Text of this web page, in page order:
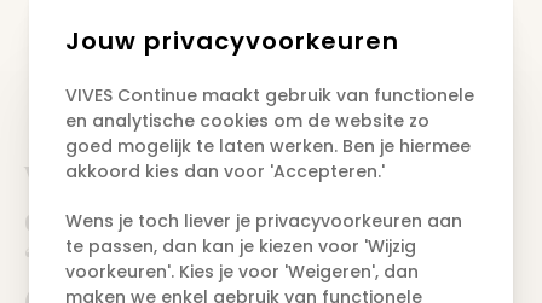
Waarom kiezen voor een
opleiding
‘Energiedeskundige type A
Jouw privacyvoorkeuren
VIVES Continue maakt gebruik van functionele
en analytische cookies om de website zo
goed mogelijk te laten werken. Ben je hiermee
akkoord kies dan voor 'Accepteren.'
Wens je toch liever je privacyvoorkeuren aan
te passen, dan kan je kiezen voor 'Wijzig
voorkeuren'. Kies je voor 'Weigeren', dan
maken we enkel gebruik van functionele